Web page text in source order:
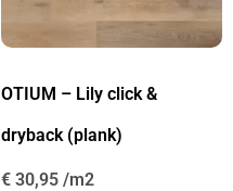
OTIUM – Lily click &
dryback (plank)
€ 30,95